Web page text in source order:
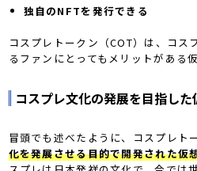
独自のNFTを発行できる
コスプレトークン（COT）は、コス
るファンにとってもメリットがある
コスプレ文化の発展を目指した
冒頭でも述べたように、コスプレト
化を発展させる目的で開発された仮